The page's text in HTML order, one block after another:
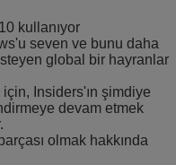
kullanıyor
seven ve bunu daha
global bir hayranlar
Insiders'ın şimdiye
devam etmek
olmak hakkında